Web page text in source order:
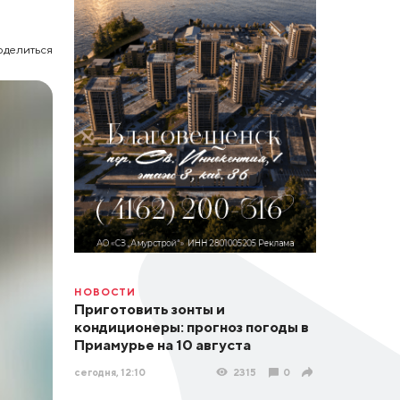
НОВОСТИ
Приготовить зонты и
кондиционеры: прогноз погоды в
Приамурье на 10 августа
сегодня, 12:10 2315 0